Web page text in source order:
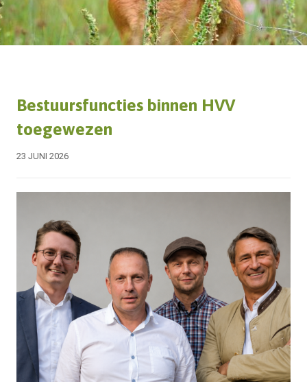
Bestuursfuncties binnen HVV
toegewezen
23 JUNI 2026